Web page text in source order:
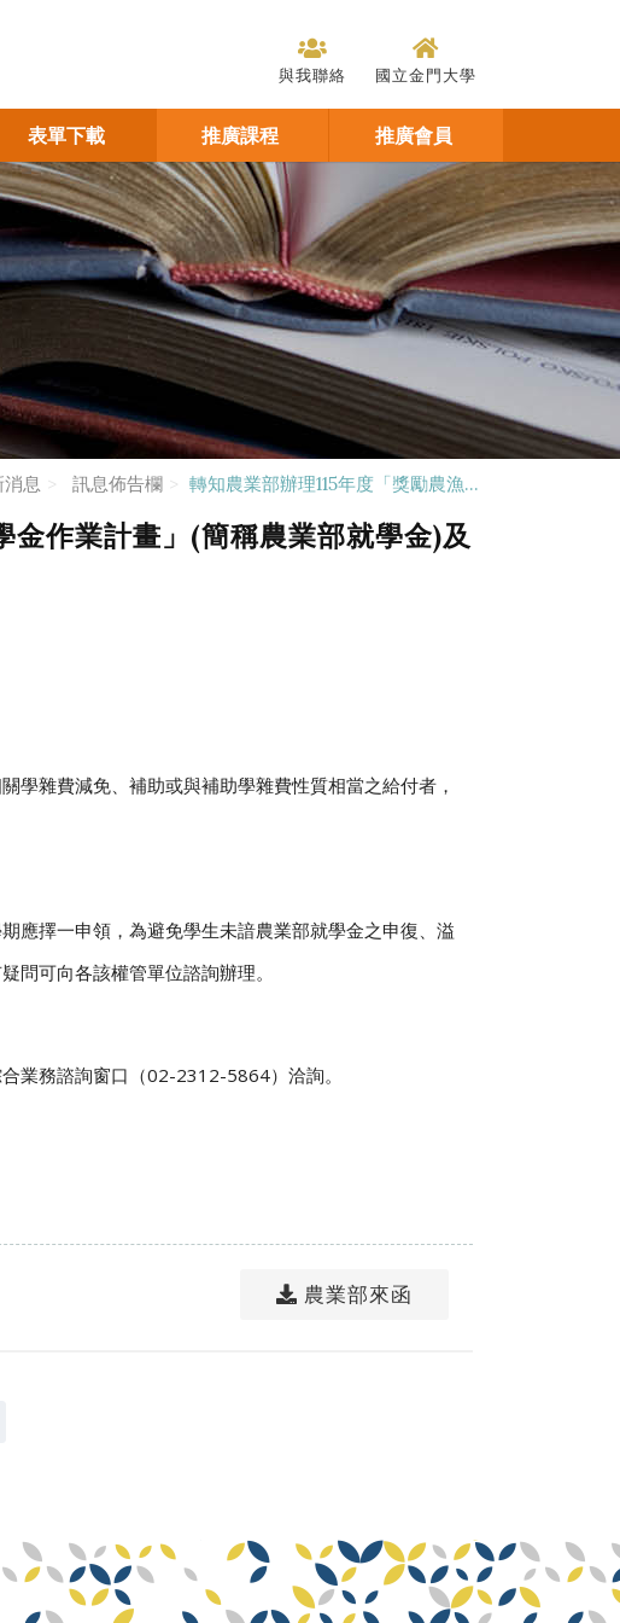
與我聯絡 國立金門大學
表單下載 推廣課程 推廣會員
息 訊息佈告欄 轉知農業部辦理115年度「獎勵農漁...
金作業計畫」(簡稱農業部就學金)及
關學雜費減免、 補助或與補助學雜費性質相當之給付者 ，
期應擇一申領 ， 為避免學生未諳農業部就學金之申復、 溢
問可向各該權管單位諮詢辦理。
合業務諮詢窗口 （02-231 2-5864） 洽詢。
農業部來函